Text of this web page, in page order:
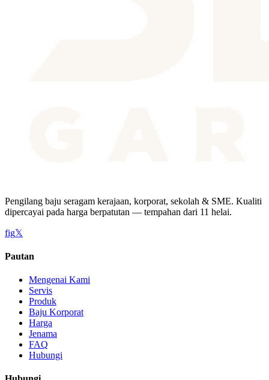
Pengilang baju seragam kerajaan, korporat, sekolah & SME. Kualiti
dipercayai pada harga berpatutan — tempahan dari 11 helai.
fig𝕏
Pautan
Mengenai Kami
Servis
Produk
Baju Korporat
Harga
Jenama
FAQ
Hubungi